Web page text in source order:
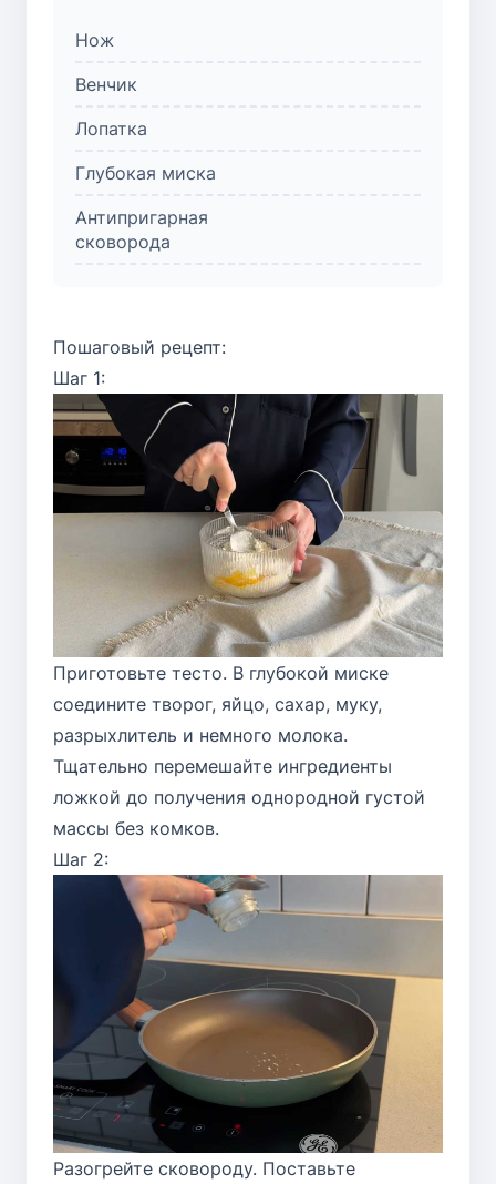
Нож
Венчик
Лопатка
Глубокая миска
Антипригарная
сковорода
Пошаговый рецепт:
Шаг 1:
Приготовьте тесто. В глубокой миске
соедините творог, яйцо, сахар, муку,
разрыхлитель и немного молока.
Тщательно перемешайте ингредиенты
ложкой до получения однородной густой
массы без комков.
Шаг 2:
Разогрейте сковороду. Поставьте